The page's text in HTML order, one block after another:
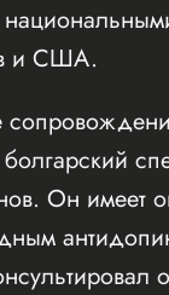
и США.
Он имеет